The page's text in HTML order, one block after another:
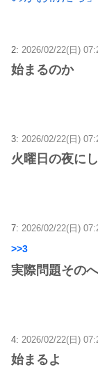
2: 2026/02/22(日)
始まるのか
3: 2026/02/22(日)
火曜日の夜に
7: 2026/02/22(日)
>>3
実際問題その
4: 2026/02/22(日)
始まるよ